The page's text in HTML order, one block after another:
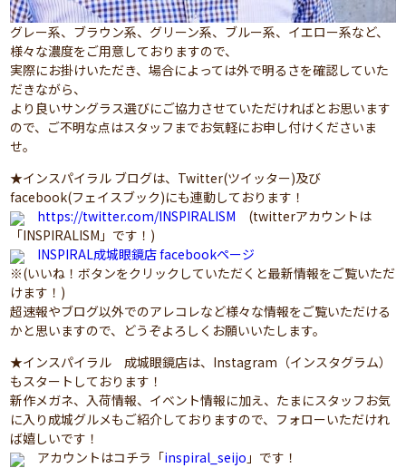
グレー系、ブラウン系、グリーン系、ブルー系、イエロー系など、
様々な濃度をご用意しておりますので、
実際にお掛けいただき、場合によっては外で明るさを確認していた
だきながら、
より良いサングラス選びにご協力させていただければとお思います
ので、ご不明な点はスタッフまでお気軽にお申し付けくださいま
せ。
★インスパイラル ブログは、Twitter(ツイッター)及び
facebook(フェイスブック)にも連動しております！
https://twitter.com/INSPIRALISM (twitterアカウントは
「INSPIRALISM」です！)
INSPIRAL成城眼鏡店 facebookページ
※(いいね！ボタンをクリックしていただくと最新情報をご覧いただ
けます！)
超速報やブログ以外でのアレコレなど様々な情報をご覧いただける
かと思いますので、どうぞよろしくお願いいたします。
★インスパイラル 成城眼鏡店は、Instagram（インスタグラム）
もスタートしております！
新作メガネ、入荷情報、イベント情報に加え、たまにスタッフお気
に入り成城グルメもご紹介しておりますので、フォローいただけれ
ば嬉しいです！
アカウントはコチラ「inspiral_seijo 」です！